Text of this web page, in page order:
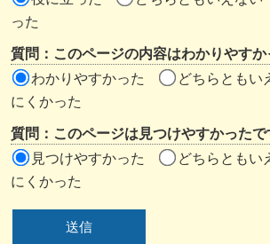
ア
った
質問：このページの内容はわかりやすか
わかりやすかった
どちらともい
にくかった
質問：このページは見つけやすかったで
見つけやすかった
どちらともい
にくかった